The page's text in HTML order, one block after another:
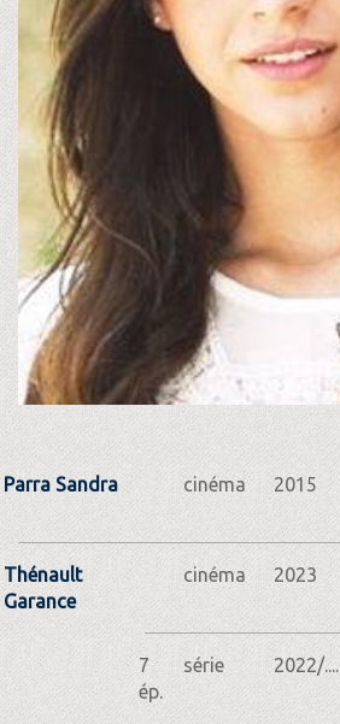
Parra Sandra cinéma 2015
Thénault
Garance
cinéma 2023
7
ép.
série 2022/....